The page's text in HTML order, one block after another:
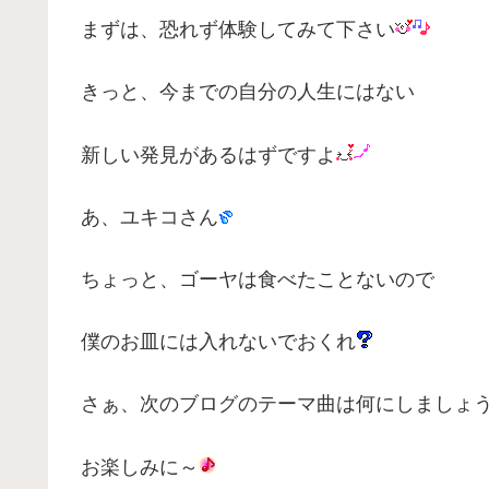
まずは、恐れず体験してみて下さい
きっと、今までの自分の人生にはない
新しい発見があるはずですよ
あ、ユキコさん
ちょっと、ゴーヤは食べたことないので
僕のお皿には入れないでおくれ
さぁ、次のブログのテーマ曲は何にしましょ
お楽しみに～